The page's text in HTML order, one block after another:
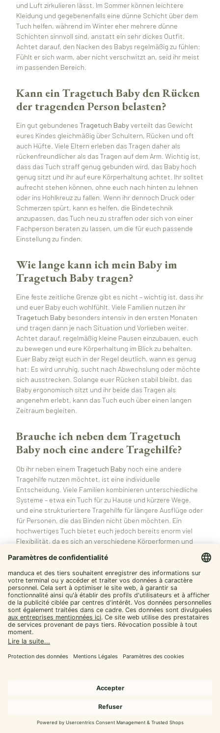
und Luft zirkulieren lässt. Im Sommer können leichtere
Kleidung und gegebenenfalls eine dünne Schicht über dem
Tuch helfen, während im Winter eher mehrere dünne
Schichten sinnvoll sind, anstatt ein sehr dickes Outfit.
Achtet darauf, den Nacken des Babys regelmäßig zu fühlen:
Fühlt er sich warm, aber nicht verschwitzt an, seid ihr meist
im passenden Bereich.
Kann ein Tragetuch Baby den Rücken
der tragenden Person belasten?
Ein gut gebundenes Tragetuch Baby verteilt das Gewicht
eures Kindes gleichmäßig über Schultern, Rücken und oft
auch Hüfte. Viele Eltern erleben das Tragen daher als
rückenfreundlicher als das Tragen auf dem Arm. Wichtig ist,
dass das Tuch straff genug gebunden wird, das Baby hoch
genug sitzt und ihr auf eure Körperhaltung achtet. Ihr solltet
aufrecht stehen können, ohne euch nach hinten zu lehnen
oder ins Hohlkreuz zu fallen. Wenn ihr dennoch Druck oder
Schmerzen spürt, kann es helfen, die Bindetechnik
anzupassen, das Tuch neu zu straffen oder sich von einer
Fachperson beraten zu lassen, um die für euch passende
Einstellung zu finden.
Wie lange kann ich mein Baby im
Tragetuch Baby tragen?
Eine feste zeitliche Grenze gibt es nicht – wichtig ist, dass ihr
und euer Baby euch wohlfühlt. Viele Familien nutzen ihr
Tragetuch Baby besonders intensiv in den ersten Monaten
und tragen dann je nach Situation und Vorlieben weiter.
Achtet darauf, regelmäßig kleine Pausen einzubauen, euch
zu bewegen und eure Körperhaltung im Blick zu behalten.
Euer Baby zeigt euch in der Regel deutlich, wann es genug
hat: Es wird unruhig, sucht nach Abwechslung oder möchte
sich ausstrecken. Solange euer Rücken stabil bleibt, das
Baby ergonomisch sitzt und ihr beide das Tragen als
angenehm erlebt, kann das Tuch euch über einen langen
Zeitraum begleiten.
Brauche ich neben dem Tragetuch
Baby noch eine andere Tragehilfe?
Ob ihr neben einem Tragetuch Baby noch eine andere
Tragehilfe nutzen möchtet, ist eine individuelle
Entscheidung. Viele Familien kombinieren unterschiedliche
Systeme – etwa ein Tuch für zu Hause und kürzere Wege,
und eine strukturiertere Tragehilfe für längere Ausflüge oder
für Personen, die das Binden nicht üben möchten. Ein
hochwertiges Tuch bietet euch jedoch bereits enorm viel
Flexibilität, da es sich an verschiedene Körperformen und
Tragesituationen anpassen lässt. Wenn ihr mit dem Tuch gut
zurechtkommt und den Bindeprozess als Routine erlebt,
kann es für lange Zeit eure zentrale Lösung bleiben.
Fazit: Warum ein Tragetuch Baby
den Alltag spürbar verändert
EinTragetuch Baby
Alltagstauglichkeit auf eine Weise, die viele Familien als
echten Gamechanger erleben. Vom ersten Tag an begleitet
Couch. Euer Baby erlebt Geborgenheit in einer Haltung, die
während ihr zugleich mobil bleibt und den Alltag aktiv
eure Bindung, erleichtert das Lesen von Signalen und kann